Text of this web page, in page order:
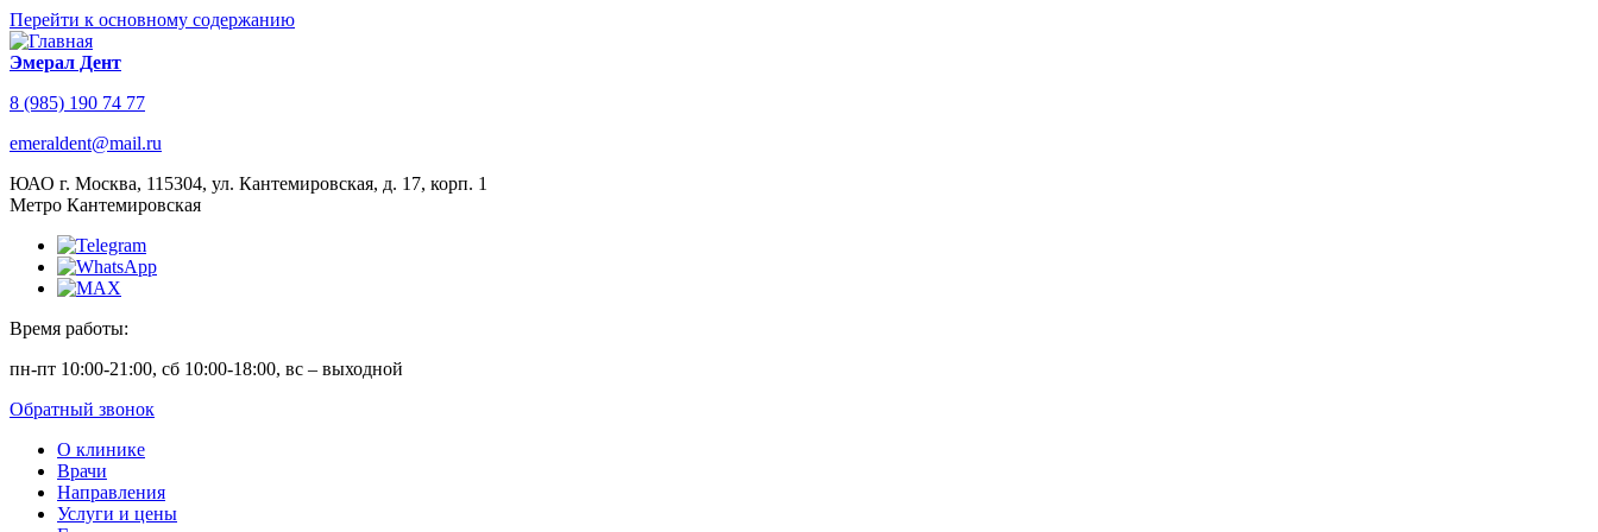
Перейти к основному содержанию
Эмерал Дент
8 (985) 190 74 77
emeraldent@mail.ru
ЮАО г. Москва, 115304, ул. Кантемировская, д. 17, корп. 1
Метро Кантемировская
Время работы:
пн-пт 10:00-21:00, сб 10:00-18:00, вс – выходной
Обратный звонок
О клинике
Врачи
Направления
Услуги и цены